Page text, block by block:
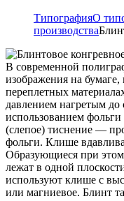
ТипографияО
производства
В современной
изображения на
переплетных
давлением нагретым
использованием
(слепое) тиснение —
фольги. Клише
Образующиеся при
лежат в одной
используют клише с
или магниевое. Блинт